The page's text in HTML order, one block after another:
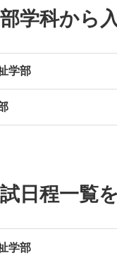
学科から
学部
日程一覧
学部